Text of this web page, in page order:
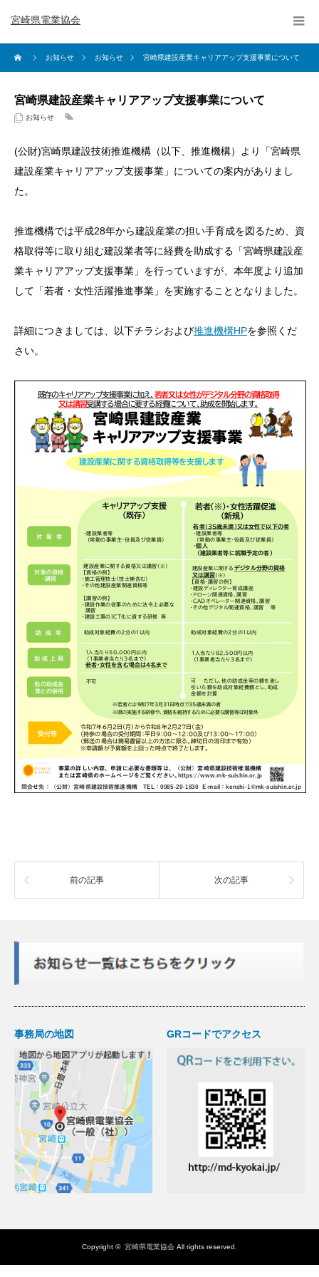
宮崎県電業協会
お知らせ お知らせ 宮崎県建設産業キャリアアップ支援事業について
宮崎県建設産業キャリアアップ支援事業について
お知らせ
(公財)宮崎県建設技術推進機構（以下、推進機構）より「宮崎県
建設産業キャリアアップ支援事業」についての案内がありまし
た。
推進機構では平成28年から建設産業の担い手育成を図るため、資
格取得等に取り組む建設業者等に経費を助成する「宮崎県建設産
業キャリアアップ支援事業」を行っていますが、本年度より追加
して「若者・女性活躍推進事業」を実施することとなりました。
詳細につきましては、以下チラシおよび推進機構HPを参照くだ
さい。
前の記事 次の記事
事務局の地図 GRコードでアクセス
Copyright © 宮崎県電業協会 All rights reserved.